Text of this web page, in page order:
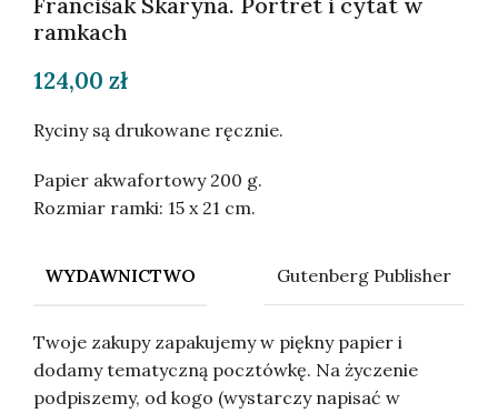
ramkach
124,00 zł
Ryciny są drukowane ręcznie.
Papier akwafortowy 200 g.
Rozmiar ramki: 15 x 21 cm.
WYDAWNICTWO Gutenberg Publisher
Twoje zakupy zapakujemy w piękny papier i
dodamy tematyczną pocztówkę. Na życzenie
podpiszemy, od kogo (wystarczy napisać w